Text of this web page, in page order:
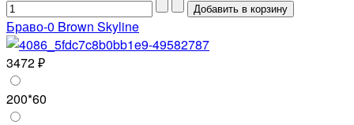
Браво-0 Brown Skyline
3472 ₽
200*60